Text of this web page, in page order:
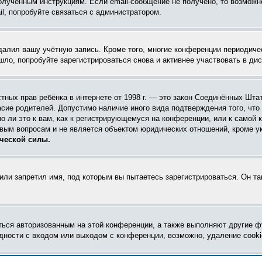
связаться с администратором.
вашу учётную запись. Кроме того, многие конференции
попробуйте зарегистрироваться снова и активнее участвовать в
прав ребёнка в интернете от 1998 г. — это закон Соединённых
родителей. Допустимо наличие иного вида подтверждения того,
это к вам, как к регистрирующемуся на конференции, или к самой
вопросам и не является объектом юридических отношений, кроме
силы.
запретил имя, под которым вы пытаетесь зарегистрироваться. Он
авторизованным на этой конференции, а также выполняют другие
с входом или выходом с конференции, возможно, удаление